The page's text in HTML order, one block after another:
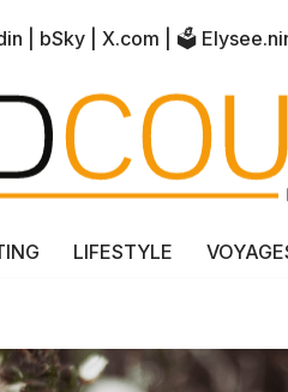
bSky X.com | 🗳️
LIFESTYLE